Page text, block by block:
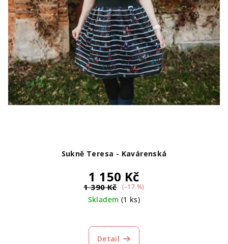
Sukně Teresa - Kavárenská
1 150 Kč
1 390 Kč (–17 %)
Skladem (1 ks)
Detail